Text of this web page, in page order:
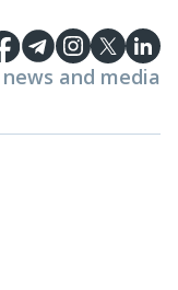
and media